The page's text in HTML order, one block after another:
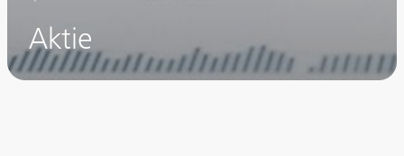
Aktie